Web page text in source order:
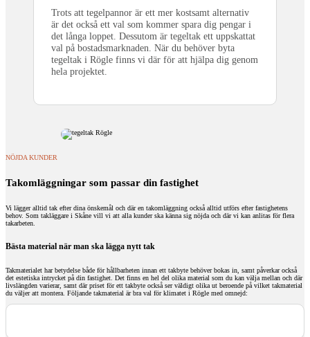
Trots att tegelpannor är ett mer kostsamt alternativ
är det också ett val som kommer spara dig pengar i
det långa loppet. Dessutom är tegeltak ett uppskattat
val på bostadsmarknaden. När du behöver byta
tegeltak i Rögle finns vi där för att hjälpa dig genom
hela projektet.
Takomläggningar som passar din fastighet
Vi lägger alltid tak efter dina önskemål och där en takomläggning också alltid utförs efter fastighetens
behov. Som takläggare i Skåne vill vi att alla kunder ska känna sig nöjda och där vi kan anlitas för flera
takarbeten.
NÖJDA KUNDER
Bästa material när man ska lägga nytt tak
Takmaterialet har betydelse både för hållbarheten innan ett takbyte behöver bokas in, samt påverkar också
det estetiska intrycket på din fastighet. Det finns en hel del olika material som du kan välja mellan och där
livslängden varierar, samt där priset för ett takbyte också ser väldigt olika ut beroende på vilket takmaterial
du väljer att montera. Följande takmaterial är bra val för klimatet i Rögle med omnejd: